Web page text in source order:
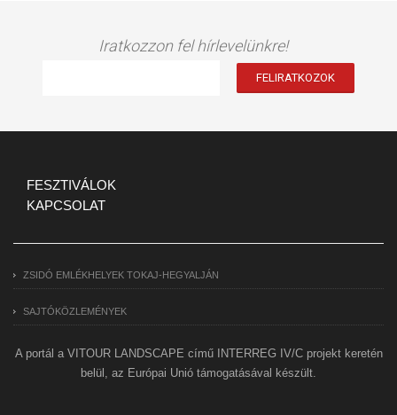
Iratkozzon fel hírlevelünkre!
FESZTIVÁLOK
KAPCSOLAT
ZSIDÓ EMLÉKHELYEK TOKAJ-HEGYALJÁN
SAJTÓKÖZLEMÉNYEK
A portál a VITOUR LANDSCAPE című INTERREG IV/C projekt keretén
belül, az Európai Unió támogatásával készült.